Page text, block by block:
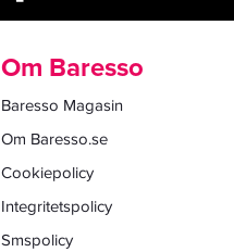
Om Baresso
Baresso Magasin
Om Baresso.se
Cookiepolicy
Integritetspolicy
Smspolicy